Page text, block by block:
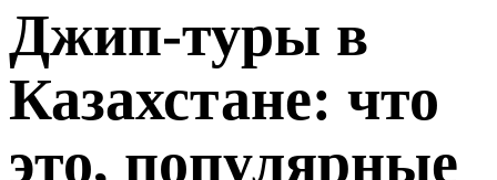
Джип-туры в
Казахстане: что
это, популярные